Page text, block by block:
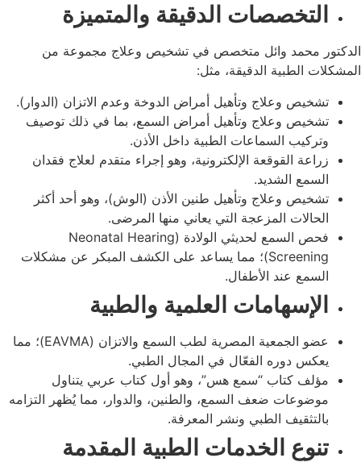
التخصصات الدقيقة والمتميزة
الدكتور محمد وائل متخصص في تشخيص وعلاج مجموعة من
المشكلات الطبية الدقيقة، مثل:
تشخيص وعلاج وتأهيل أمراض الدوخة وعدم الاتزان (الدوار).
تشخيص وعلاج وتأهيل أمراض السمع، بما في ذلك توصيف
وتركيب السماعات الطبية داخل الأذن.
زراعة القوقعة الإلكترونية، وهو إجراء متقدم لعلاج فقدان
السمع الشديد.
تشخيص وعلاج وتأهيل طنين الأذن (الوش)، وهو أحد أكثر
الحالات المزعجة التي يعاني منها المرضى.
فحص السمع لحديثي الولادة (Neonatal Hearing
Screening)؛ مما يساعد على الكشف المبكر عن مشكلات
السمع عند الأطفال.
الإسهامات العلمية والطبية
عضو الجمعية المصرية لطب السمع والاتزان (EAVMA)؛ مما
يعكس دوره الفعّال في المجال الطبي.
مؤلف كتاب “سمع هس”، وهو أول كتاب عربي يتناول
موضوعات ضعف السمع، والطنين، والدوار، مما يُظهر التزامه
بالتثقيف الطبي ونشر المعرفة.
تنوع الخدمات الطبية المقدمة